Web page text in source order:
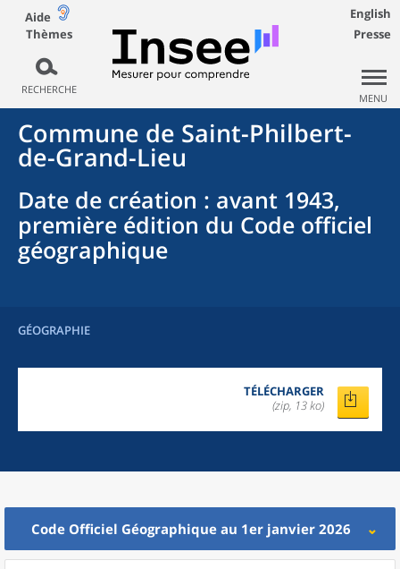
Aide
Thèmes
RECHERCHE
English
Presse
MENU
Commune de Saint-Philbert-
de-Grand-Lieu
Date de création : avant 1943,
première édition du Code officiel
géographique
GÉOGRAPHIE
TÉLÉCHARGER
(zip, 13 ko)
Code Officiel Géographique au 1er janvier 2026